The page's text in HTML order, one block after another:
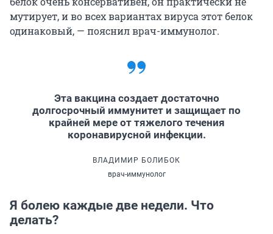
мутирует, и во всех вариантах вируса этот белок
одинаковый, — пояснил врач-иммунолог.
Эта вакцина создает достаточно
долгосрочный иммунитет и защищает по
крайней мере от тяжелого течения
коронавирусной инфекции.
ВЛАДИМИР БОЛИБОК
врач-иммунолог
Я болею каждые две недели. Что
делать?